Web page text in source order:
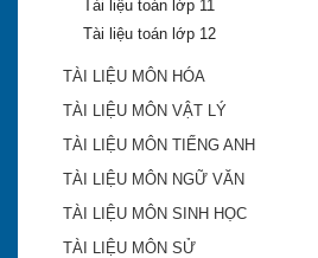
Tài liệu toán lớp 11
Tài liệu toán lớp 12
TÀI LIỆU MÔN HÓA
TÀI LIỆU MÔN VẬT LÝ
TÀI LIỆU MÔN TIẾNG ANH
TÀI LIỆU MÔN NGỮ VĂN
TÀI LIỆU MÔN SINH HỌC
TÀI LIỆU MÔN SỬ
Khánh Hòa công bố
lập 2018-2019